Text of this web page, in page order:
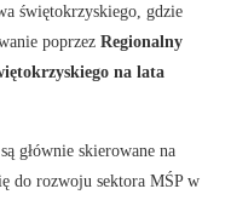
świętokrzyskiego, gdzie
poprzezRegionalny
na lata
są głównie skierowane na
do rozwoju sektora MŚP w